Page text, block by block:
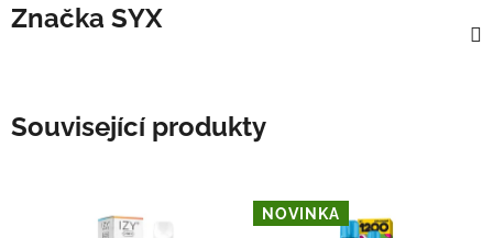
Značka SYX
Související produkty
NOVINKA